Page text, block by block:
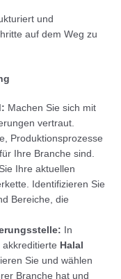
und
auf dem Weg zu
Machen Sie sich mit
vertraut.
Produktionsprozesse
Ihre Branche sind.
Ihre aktuellen
Identifizieren Sie
Bereiche, die
In
Halal
Sie und wählen
Branche hat und